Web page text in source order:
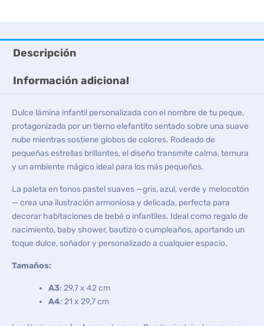
Descripción
Información adicional
Dulce lámina infantil personalizada con el nombre de tu peque,
protagonizada por un tierno elefantito sentado sobre una suave
nube mientras sostiene globos de colores. Rodeado de
pequeñas estrellas brillantes, el diseño transmite calma, ternura
y un ambiente mágico ideal para los más pequeños.
La paleta en tonos pastel suaves —gris, azul, verde y melocotón
— crea una ilustración armoniosa y delicada, perfecta para
decorar habitaciones de bebé o infantiles. Ideal como regalo de
nacimiento, baby shower, bautizo o cumpleaños, aportando un
toque dulce, soñador y personalizado a cualquier espacio.
Tamaños:
A3: 29,7 x 42 cm
A4: 21 x 29,7 cm